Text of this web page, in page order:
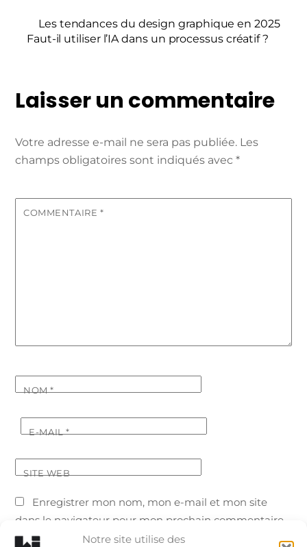
Notre site utilise des
Les tendances du design graphique en 2025
Faut-il utiliser l’IA dans un processus créatif ?
Laisser un commentaire
Votre adresse e-mail ne sera pas publiée. Les
champs obligatoires sont indiqués avec*
COMMENTAIRE *
NOM*
E-MAIL*
SITE WEB
Enregistrer mon nom, mon e-mail et mon site
dans le navigateur pour mon prochain commentaire.